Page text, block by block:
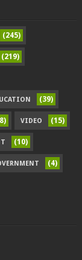
(245)
(219)
(39)
VIDEO (15)
(10)
(4)